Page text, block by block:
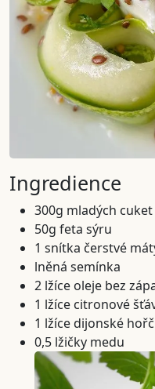
Ingredience
300g mladých
50g feta sýru
1 snítka čerstvé
lněná semínka
2 lžíce oleje bez
1 lžíce citronové
1 lžíce dijonské
0,5 lžičky medu